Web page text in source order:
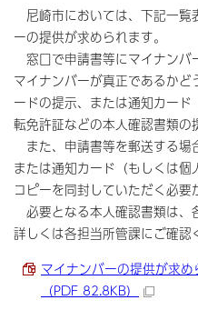
尼崎市においては、下記一覧
ーの提供が求められます。
窓口で申請書等にマイナンバ
マイナンバーが真正であるか
ードの提示、または通知カー
転免許証などの本人確認書類の
また、申請書等を郵送する場
または通知カード（もしくは
コピーを同封していただく必要
必要となる本人確認書類は、
詳しくは各担当所管課にご確認
マイナンバーの提供が求
（PDF 82.8KB）